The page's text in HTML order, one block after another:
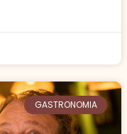
GASTRONOMIA